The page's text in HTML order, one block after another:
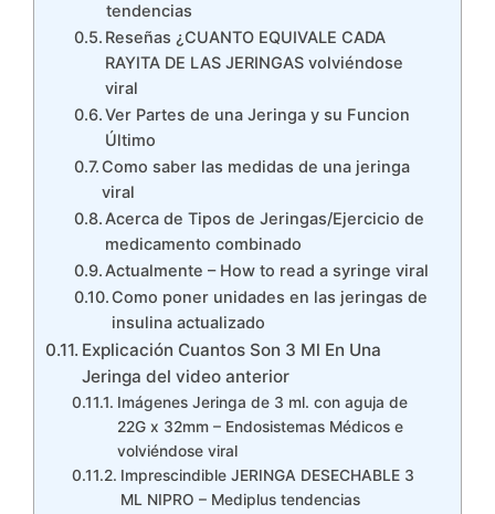
tendencias
Reseñas ¿CUANTO EQUIVALE CADA
RAYITA DE LAS JERINGAS volviéndose
viral
Ver Partes de una Jeringa y su Funcion
Último
Como saber las medidas de una jeringa
viral
Acerca de Tipos de Jeringas/Ejercicio de
medicamento combinado
Actualmente – How to read a syringe viral
Como poner unidades en las jeringas de
insulina actualizado
Explicación Cuantos Son 3 Ml En Una
Jeringa del video anterior
Imágenes Jeringa de 3 ml. con aguja de
22G x 32mm – Endosistemas Médicos e
volviéndose viral
Imprescindible JERINGA DESECHABLE 3
ML NIPRO – Mediplus tendencias